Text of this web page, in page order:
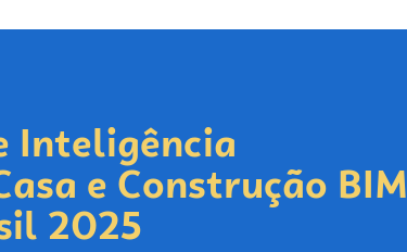
Inteligência
e Construção BIM
2025